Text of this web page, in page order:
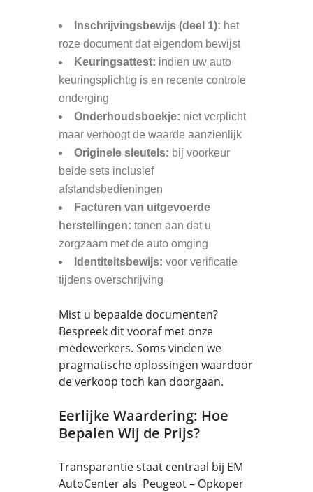
Inschrijvingsbewijs (deel 1): het
roze document dat eigendom bewijst
Keuringsattest: indien uw auto
keuringsplichtig is en recente controle
onderging
Onderhoudsboekje: niet verplicht
maar verhoogt de waarde aanzienlijk
Originele sleutels: bij voorkeur
beide sets inclusief
afstandsbedieningen
Facturen van uitgevoerde
herstellingen: tonen aan dat u
zorgzaam met de auto omging
Identiteitsbewijs: voor verificatie
tijdens overschrijving
Mist u bepaalde documenten?
Bespreek dit vooraf met onze
medewerkers. Soms vinden we
pragmatische oplossingen waardoor
de verkoop toch kan doorgaan.
Eerlijke Waardering: Hoe
Bepalen Wij de Prijs?
Transparantie staat centraal bij EM
AutoCenter als Peugeot – Opkoper